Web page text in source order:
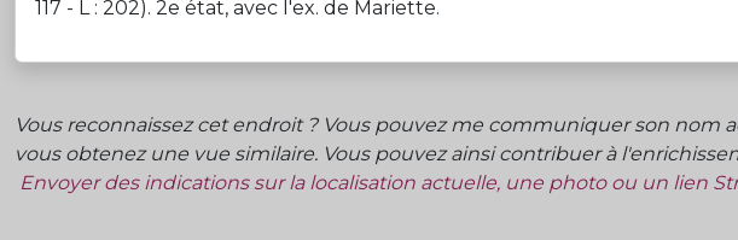
117 - L : 202). 2e état, avec l'ex. de Mariette.
Vous reconnaissez cet endroit ? Vous pouvez me communiquer son nom
vous obtenez une vue similaire. Vous pouvez ainsi contribuer à
Envoyer des indications sur la localisation actuelle, une photo ou un lien